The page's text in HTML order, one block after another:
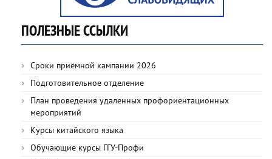
ПОЛЕЗНЫЕ ССЫЛКИ
Сроки приёмной кампании 2026
Подготовительное отделение
План проведения удаленных профориентационных
мероприятий
Курсы китайского языка
Обучающие курсы ГГУ-Профи